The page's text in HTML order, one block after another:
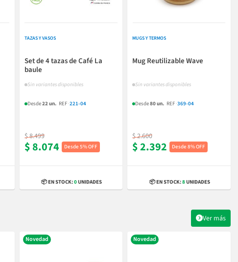
TAZAS Y VASOS
Set de 4 tazas de Café La
baule
Sin variantes disponibles
Desde22 un. REF ·221-04
$ 8.499
$ 8.074 5% OFF
📦 EN STOCK:0UNIDADES
MUGS Y TERMOS
Mug Reutilizable Wave
Sin variantes disponibles
Desde80 un. REF ·369-04
$ 2.600
$ 2.392 8% OFF
📦 EN STOCK:8UNIDADES
Ver más
Novedad Novedad